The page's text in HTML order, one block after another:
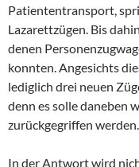
Patiententransport,
Lazarettzügen. Bis
denen
konnten. Angesichts
lediglich drei neuen
denn es solle daneben
zurückgegriffen werden.
In der Antwort wird